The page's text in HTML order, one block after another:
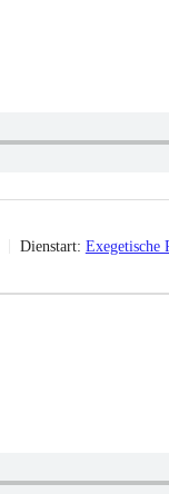
Dienstart: Exegetische